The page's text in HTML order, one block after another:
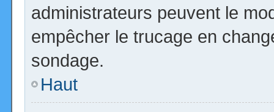
administrateurs peuvent le
empêcher le trucage en
sondage.
Haut